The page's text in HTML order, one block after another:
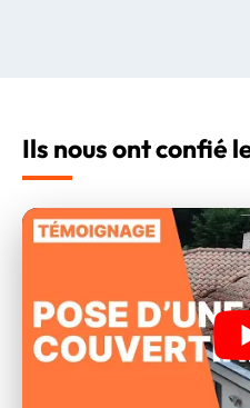
Ils nous ont confié